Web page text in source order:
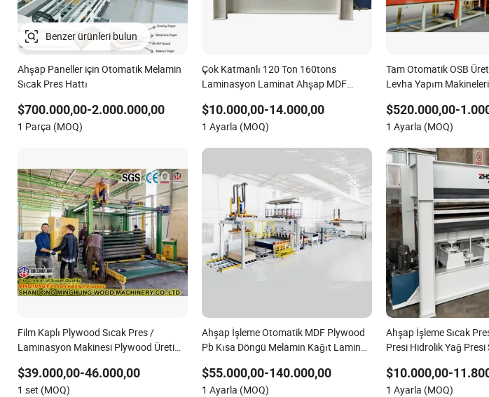
Ahşap Paneller için Otomatik Melamin
Sıcak Pres Hattı
$700.000,00-2.000.000,00
1 Parça (MOQ)
Çok Katmanlı 120 Ton 160tons
Laminasyon Laminat Ahşap MDF
Termal Sıcak Pres Makinesi
$10.000,00-14.000,00
1 Ayarla (MOQ)
Tam Otomatik OSB
Levha Yapım Makineleri
$520.000,00-
1 Ayarla (MOQ)
Film Kaplı Plywood Sıcak Pres /
Laminasyon Makinesi Plywood Üretim
$39.000,00-46.000,00
1 set (MOQ)
Ahşap İşleme Otomatik MDF Plywood
Pb Kısa Döngü Melamin Kağıt Laminat
$55.000,00-140.000,00
1 Ayarla (MOQ)
Ahşap İşleme Sıcak
Presi Hidrolik Yağ Presi
$10.000,00-
1 Ayarla (MOQ)